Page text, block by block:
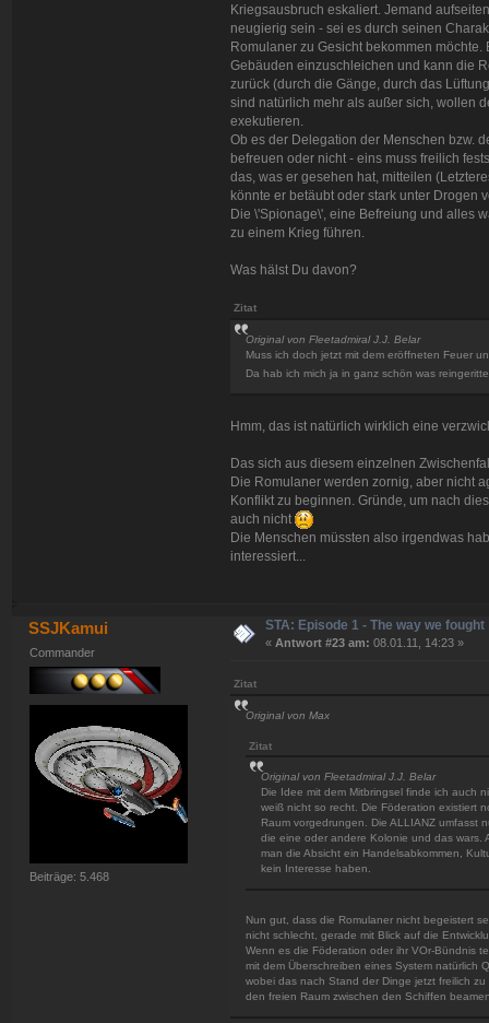
Kriegsausbruch eskaliert. Jemand
neugierig sein - sei es durch seinen
Romulaner zu Gesicht bekommen
Gebäuden einzuschleichen und kann die
zurück (durch die Gänge, durch das
sind natürlich mehr als außer sich, wollen
exekutieren.
Ob es der Delegation der Menschen bzw.
befreuen oder nicht - eins muss freilich
das, was er gesehen hat, mitteilen
könnte er betäubt oder stark unter Drogen
Die \'Spionage\', eine Befreiung und alles
zu einem Krieg führen.
Was hälst Du davon?
Zitat
Original von Fleetadmiral J.J. Belar
Muss ich doch jetzt mit dem eröffneten Feuer
Da hab ich mich ja in ganz schön was
Hmm, das ist natürlich wirklich eine
Das sich aus diesem einzelnen
Die Romulaner werden zornig, aber nicht
Konflikt zu beginnen. Gründe, um nach
auch nicht
Die Menschen müssten also irgendwas
interessiert...
SSJKamui
Commander
Beiträge: 5.468
STA: Episode 1 - The way we fought
« Antwort #23 am: 08.01.11, 14:23 »
Zitat
Original von Max
Zitat
Original von Fleetadmiral J.J. Belar
Die Idee mit dem Mitbringsel finde ich auch
weiß nicht so recht. Die Föderation existiert
Raum vorgedrungen. Die ALLIANZ umfasst
die eine oder andere Kolonie und das wars.
man die Absicht ein Handelsabkommen,
kein Interesse haben.
Nun gut, dass die Romulaner nicht begeistert
nicht schlecht, gerade mit Blick auf die
Wenn es die Föderation oder ihr VOr-Bündnis
mit dem Überschreiben eines System natürlich
wobei das nach Stand der Dinge jetzt freilich
den freien Raum zwischen den Schiffen